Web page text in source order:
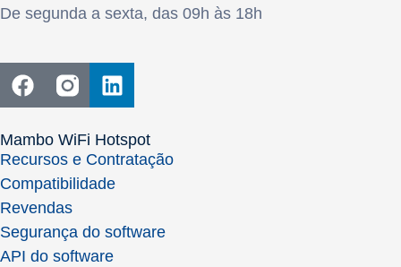
De segunda a sexta, das 09h às 18h
Mambo WiFi Hotspot
Recursos e Contratação
Compatibilidade
Revendas
Segurança do software
API do software